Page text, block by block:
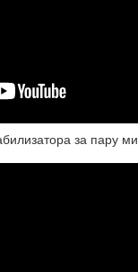
за пару